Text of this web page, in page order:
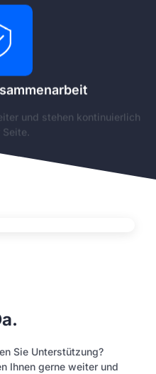
und stehen kontinuierlich
Seite.
Sie Unterstützung?
Ihnen gerne weiter und